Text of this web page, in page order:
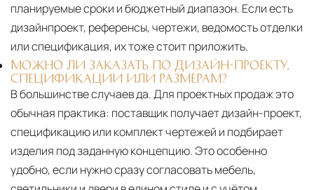
планируемые сроки и бюджетный диапазон. Если есть
дизайнпроект, референсы, чертежи, ведомость отделки
или спецификация, их тоже стоит приложить.
МОЖНО ЛИ ЗАКАЗАТЬ ПО ДИЗАЙН-ПРОЕКТУ,
СПЕЦИФИКАЦИИ ИЛИ РАЗМЕРАМ?
В большинстве случаев да. Для проектных продаж это
обычная практика: поставщик получает дизайн-проект,
спецификацию или комплект чертежей и подбирает
изделия под заданную концепцию. Это особенно
удобно, если нужно сразу согласовать мебель,